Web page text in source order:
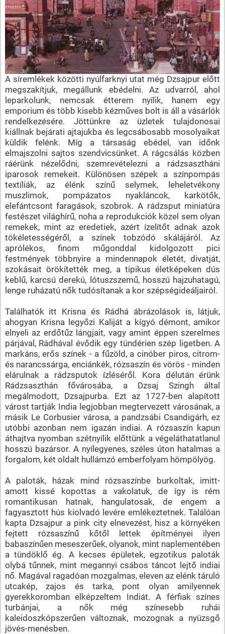
A síremlékek közötti nyúlfarknyi utat még Dzsajpur előtt
megszakítjuk, megállunk ebédelni. Az udvarról, ahol
leparkolunk, nemcsak étterem nyílik, hanem egy
emporium és több kisebb kézműves bolt is áll a vásárlók
rendelkezésére. Jöttünkre az üzletek tulajdonosai
kiállnak bejárati ajtajukba és legcsábosabb mosolyaikat
küldik felénk. Míg a társaság ebédel, van időnk
elmajszolni sajtos szendvicsünket. A rágcsálás közben
ráérünk nézelődni, szemrevételezni a rádzsasztháni
iparosok remekeit. Különösen szépek a színpompás
textíliák, az élénk színű selymek, leheletvékony
muszlimok, pompázatos nyakláncok, karkötők,
elefántcsont faragások, szobrok. A rádzsput miniatúra
festészet világhírű, noha a reprodukciók közel sem olyan
remekek, mint az eredetiek, azért ízelítőt adnak azok
tökéletességéről, a színek tobzódó skálájáról. Az
aprólékos, finom műgonddal kidolgozott pici
festmények többnyire a mindennapok életét, divatját,
szokásait örökítették meg, a tipikus életképeken dús
keblű, karcsú derekú, lótuszszemű, hosszú hajzuhatagú,
lenge ruházatú nők tudósítanak a kor szépségideáljairól.
Találhatók itt Krisna és Rádhá ábrázolások is, látjuk,
ahogyan Krisna legyőzi Kaliját a kígyó démont, amikor
elnyeli az erdőtűz lángjait, vagy amint éppen szerelmes
párjával, Rádhával évődik egy tündérien szép ligetben. A
markáns, erős színek - a fűzöld, a cinóber piros, citrom-
és narancssárga, enciánkék, rózsaszín és vörös - minden
elárulnak a rádzsputok ízléséről. Kora délután érünk
Rádzsaszthán fővárosába, a Dzsaj Szingh által
megálmodott, Dzsajpurba. Ezt az 1727-ben alapított
várost tartják India legjobban megtervezett városának, a
másik Le Corbusier városa, a pandzsábi Csandigárh, ez
utóbbi azonban nem igazán indiai. A rózsaszín kapun
áthajtva nyomban szétnyílik előttünk a végeláthatatlanul
hosszú bazársor. A nyílegyenes, széles úton hatalmas a
forgalom, két oldalt hullámzó emberfolyam hömpölyög.
A paloták, házak mind rózsaszínbe burkoltak, imitt-
amott kissé kopottas a vakolatuk, de így is rém
romantikusan hatnak, hangulatosak, de engem a
fagyasztott hús kiolvadó levére emlékeztetnek. Találóan
kapta Dzsajpur a pink city elnevezést, hisz a környéken
fejtett rózsaszínű kőtől lettek építményei ilyen
babaszínűen meseszerűek, olyanok, mint naplementében
a tündöklő ég. A kecses épületek, egzotikus paloták
olybá tűnnek, mint megannyi csábos táncot lejtő indiai
nő. Magával ragadóan mozgalmas, eleven az elénk táruló
utcakép, zajos és tarka, pont olyan amilyennek
gyerekkoromban elképzeltem Indiát. A férfiak színes
turbánjai, a nők még színesebb ruhái
kaleidoszkópszerűen változnak, mozognak a nyüzsgő
jövés-menésben.